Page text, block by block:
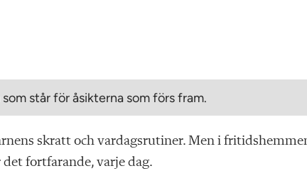
står för åsikterna som förs fram.
skratt och vardagsrutiner. Men i
fortfarande, varje dag.